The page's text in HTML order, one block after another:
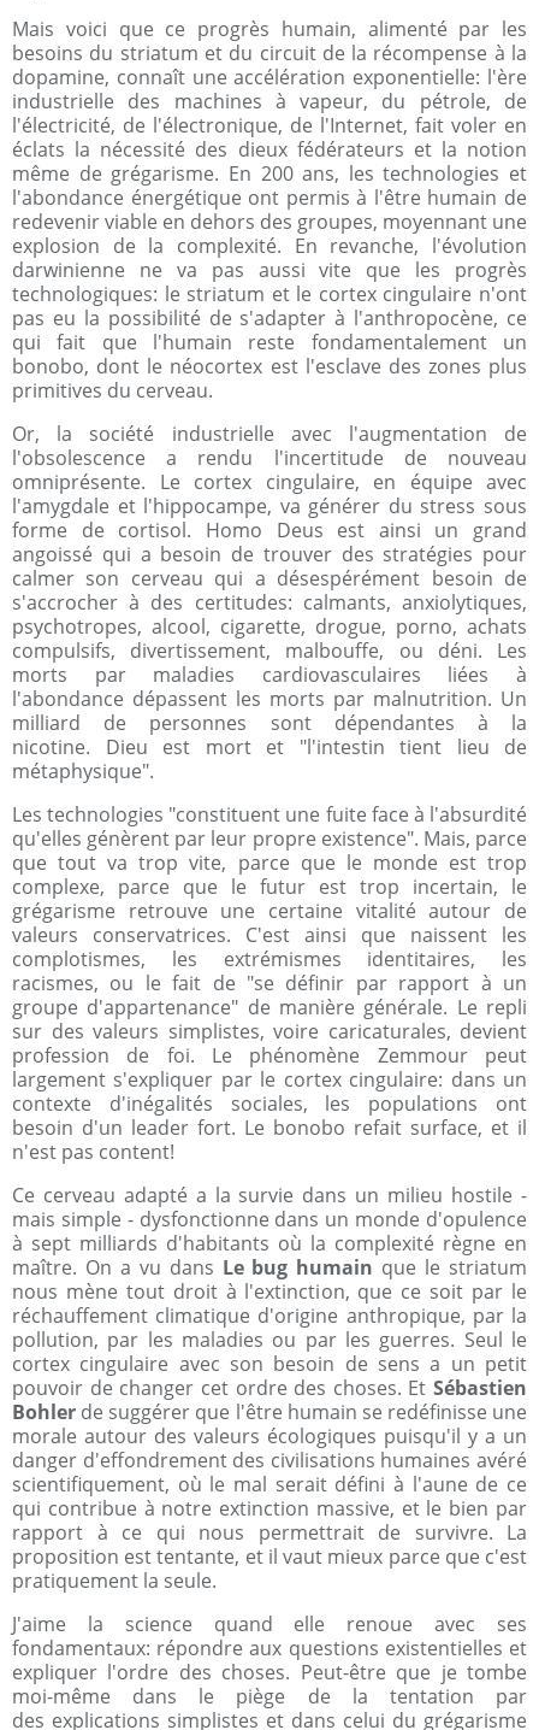
Mais voici que ce progrès humain, alimenté par les
besoins du striatum et du circuit de la récompense à la
dopamine, connaît une accélération exponentielle: l'ère
industrielle des machines à vapeur, du pétrole, de
l'électricité, de l'électronique, de l'Internet, fait voler en
éclats la nécessité des dieux fédérateurs et la notion
même de grégarisme. En 200 ans, les technologies et
l'abondance énergétique ont permis à l'être humain de
redevenir viable en dehors des groupes, moyennant une
explosion de la complexité. En revanche, l'évolution
darwinienne ne va pas aussi vite que les progrès
technologiques: le striatum et le cortex cingulaire n'ont
pas eu la possibilité de s'adapter à l'anthropocène, ce
qui fait que l'humain reste fondamentalement un
bonobo, dont le néocortex est l'esclave des zones plus
primitives du cerveau.
Or, la société industrielle avec l'augmentation de
l'obsolescence a rendu l'incertitude de nouveau
omniprésente. Le cortex cingulaire, en équipe avec
l'amygdale et l'hippocampe, va générer du stress sous
forme de cortisol. Homo Deus est ainsi un grand
angoissé qui a besoin de trouver des stratégies pour
calmer son cerveau qui a désespérément besoin de
s'accrocher à des certitudes: calmants, anxiolytiques,
psychotropes, alcool, cigarette, drogue, porno, achats
compulsifs, divertissement, malbouffe, ou déni. Les
morts par maladies cardiovasculaires liées à
l'abondance dépassent les morts par malnutrition. Un
milliard de personnes sont dépendantes à la
nicotine. Dieu est mort et "l'intestin tient lieu de
métaphysique".
Les technologies "constituent une fuite face à l'absurdité
qu'elles génèrent par leur propre existence". Mais, parce
que tout va trop vite, parce que le monde est trop
complexe, parce que le futur est trop incertain, le
grégarisme retrouve une certaine vitalité autour de
valeurs conservatrices. C'est ainsi que naissent les
complotismes, les extrémismes identitaires, les
racismes, ou le fait de "se définir par rapport à un
groupe d'appartenance" de manière générale. Le repli
sur des valeurs simplistes, voire caricaturales, devient
profession de foi. Le phénomène Zemmour peut
largement s'expliquer par le cortex cingulaire: dans un
contexte d'inégalités sociales, les populations ont
besoin d'un leader fort. Le bonobo refait surface, et il
n'est pas content!
Ce cerveau adapté a la survie dans un milieu hostile -
mais simple - dysfonctionne dans un monde d'opulence
à sept milliards d'habitants où la complexité règne en
maître. On a vu dans Le bug humain que le striatum
nous mène tout droit à l'extinction, que ce soit par le
réchauffement climatique d'origine anthropique, par la
pollution, par les maladies ou par les guerres. Seul le
cortex cingulaire avec son besoin de sens a un petit
pouvoir de changer cet ordre des choses. Et Sébastien
Bohler de suggérer que l'être humain se redéfinisse une
morale autour des valeurs écologiques puisqu'il y a un
danger d'effondrement des civilisations humaines avéré
scientifiquement, où le mal serait défini à l'aune de ce
qui contribue à notre extinction massive, et le bien par
rapport à ce qui nous permettrait de survivre. La
proposition est tentante, et il vaut mieux parce que c'est
pratiquement la seule.
J'aime la science quand elle renoue avec ses
fondamentaux: répondre aux questions existentielles et
expliquer l'ordre des choses. Peut-être que je tombe
moi-même dans le piège de la tentation par
des explications simplistes et dans celui du grégarisme